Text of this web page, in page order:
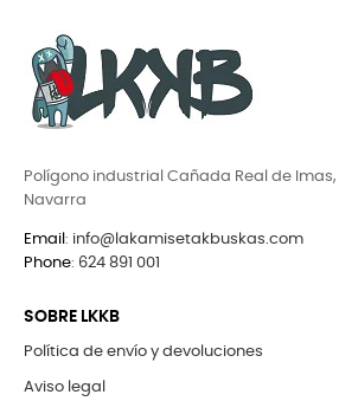
Polígono industrial Cañada Real de Imas,
Navarra
Email : info@lakamisetakbuskas.com
Phone: 624 891 001
SOBRE LKKB
Política de envío y devoluciones
Aviso legal